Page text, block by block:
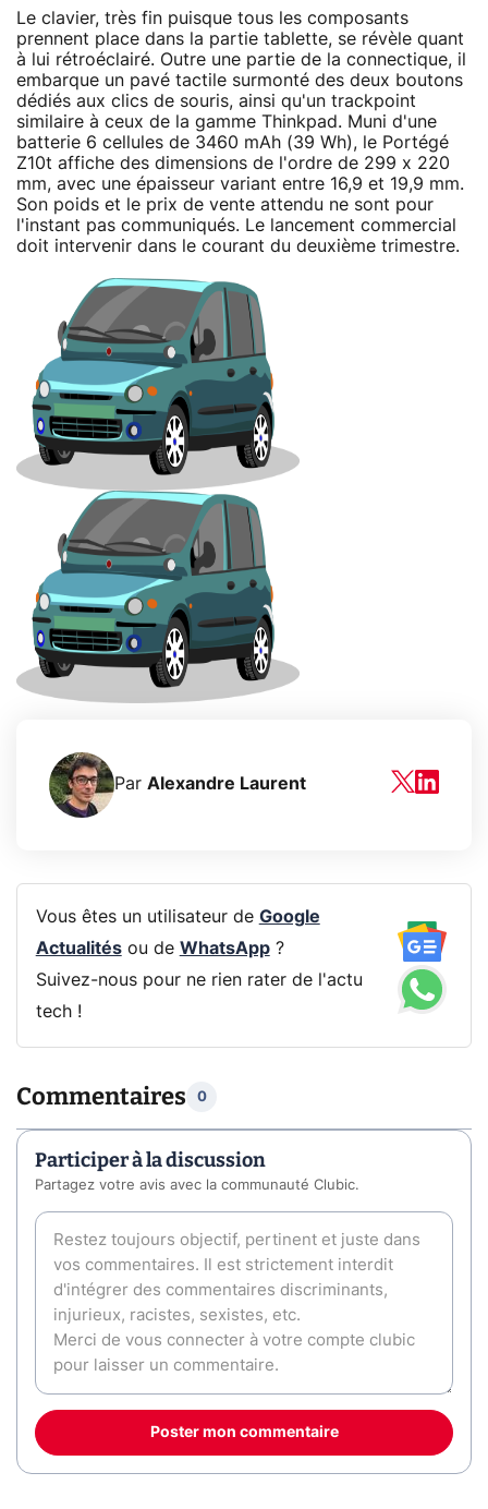
Le clavier, très fin puisque tous les composants
prennent place dans la partie tablette, se révèle quant
à lui rétroéclairé. Outre une partie de la connectique, il
embarque un pavé tactile surmonté des deux boutons
dédiés aux clics de souris, ainsi qu'un trackpoint
similaire à ceux de la gamme Thinkpad. Muni d'une
batterie 6 cellules de 3460 mAh (39 Wh), le Portégé
Z10t affiche des dimensions de l'ordre de 299 x 220
mm, avec une épaisseur variant entre 16,9 et 19,9 mm.
Son poids et le prix de vente attendu ne sont pour
l'instant pas communiqués. Le lancement commercial
doit intervenir dans le courant du deuxième trimestre.
Par Alexandre Laurent
Vous êtes un utilisateur de Google
Actualitésou de WhatsApp?
Suivez-nous pour ne rien rater de l'actu
tech !
Commentaires 0
Participer à la discussion
Partagez votre avis avec la communauté Clubic.
Poster mon commentaire